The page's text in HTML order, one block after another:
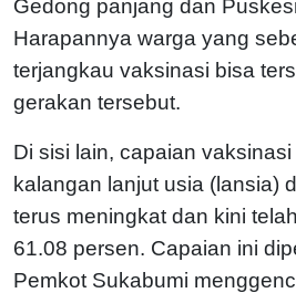
Gedong panjang dan
Harapannya warga yang
terjangkau vaksinasi bisa
gerakan tersebut.
Di sisi lain, capaian
kalangan lanjut usia (lansia)
terus meningkat dan kini
61.08 persen. Capaian ini
Pemkot Sukabumi